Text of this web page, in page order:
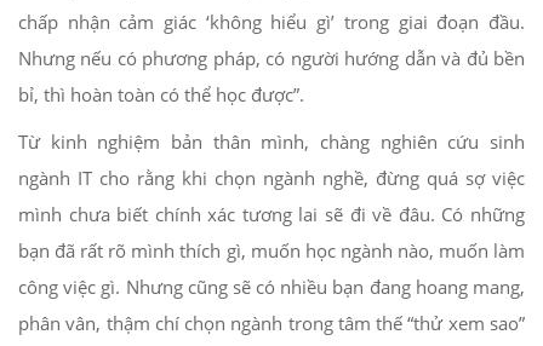
chấp nhận cảm giác ‘không hiểu gì’ trong giai đoạn đầu.
Nhưng nếu có phương pháp, có người hướng dẫn và đủ bền
bỉ, thì hoàn toàn có thể học được”.
Từ kinh nghiệm bản thân mình, chàng nghiên cứu sinh
ngành IT cho rằng khi chọn ngành nghề, đừng quá sợ việc
mình chưa biết chính xác tương lai sẽ đi về đâu. Có những
bạn đã rất rõ mình thích gì, muốn học ngành nào, muốn làm
công việc gì. Nhưng cũng sẽ có nhiều bạn đang hoang mang,
phân vân, thậm chí chọn ngành trong tâm thế “thử xem sao”